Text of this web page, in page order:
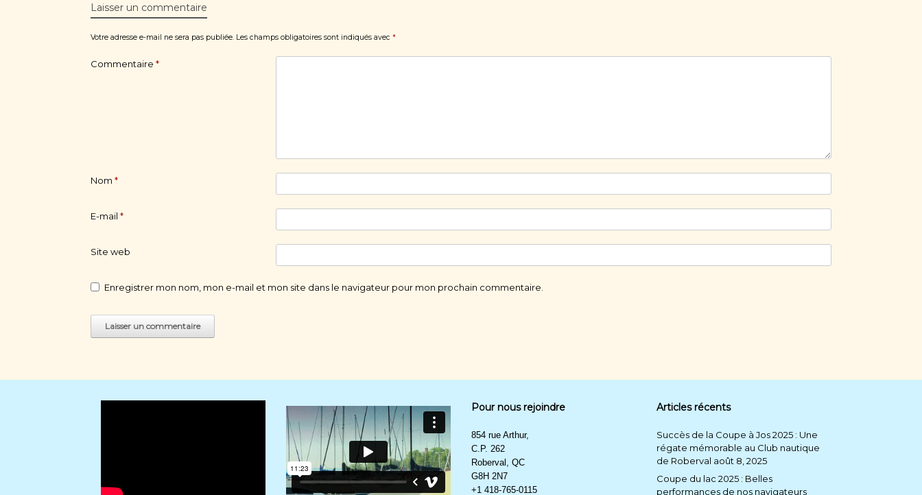
Laisser un commentaire
Votre adresse e-mail ne sera pas publiée. Les champs obligatoires sont indiqués avec *
Commentaire *
Nom *
E-mail *
Site web
Enregistrer mon nom, mon e-mail et mon site dans le navigateur pour mon prochain commentaire.
Pour nous rejoindre
854 rue Arthur,
C.P. 262
Roberval, QC
G8H 2N7
+1 418-765-0115
Articles récents
Succès de la Coupe à Jos 2025 : Une
régate mémorable au Club nautique
de Roberval août 8, 2025
Coupe du lac 2025 : Belles
performances de nos navigateurs